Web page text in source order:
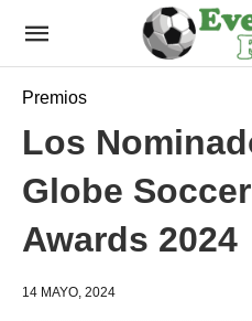
Premios
Los
Globe
Awards 2024
14 MAYO, 2024